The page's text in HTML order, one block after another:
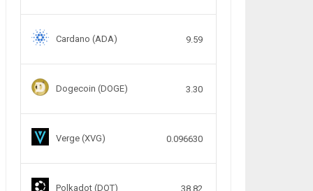
Cardano (ADA) 9.59
Dogecoin (DOGE) 3.30
Verge (XVG) 0.096630
Polkadot (DOT) 38.82